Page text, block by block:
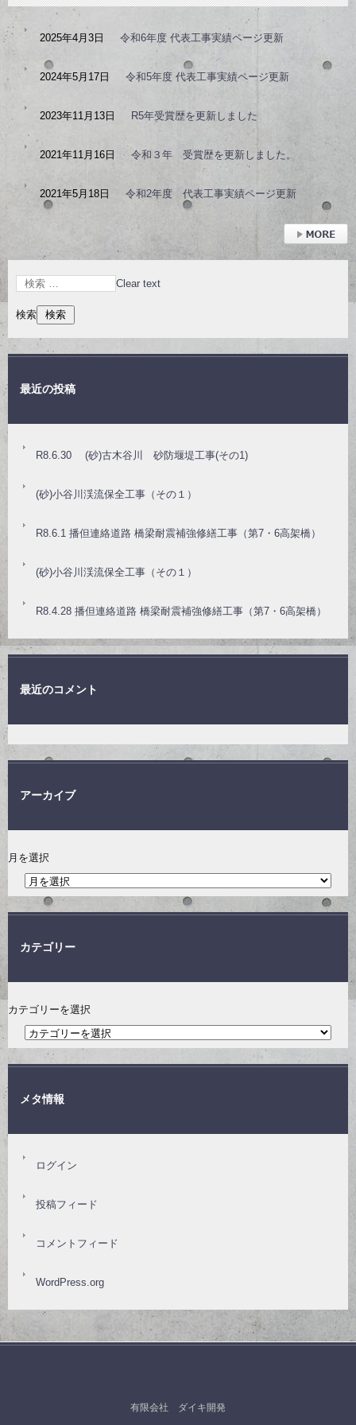
2025年4月3日 令和6年度 代表工事実績ページ更新
2024年5月17日 令和5年度 代表工事実績ページ更新
2023年11月13日 R5年受賞歴を更新しました
2021年11月16日 令和３年 受賞歴を更新しました。
2021年5月18日 令和2年度 代表工事実績ページ更新
› 続きを読む
Clear text
検索
最近の投稿
R8.6.30 (砂)古木谷川 砂防堰堤工事(その1)
(砂)小谷川渓流保全工事（その１）
R8.6.1 播但連絡道路 橋梁耐震補強修繕工事（第7・6高架橋）
(砂)小谷川渓流保全工事（その１）
R8.4.28 播但連絡道路 橋梁耐震補強修繕工事（第7・6高架橋）
最近のコメント
アーカイブ
月を選択
カテゴリー
カテゴリーを選択
メタ情報
ログイン
投稿フィード
コメントフィード
WordPress.org
有限会社 ダイキ開発